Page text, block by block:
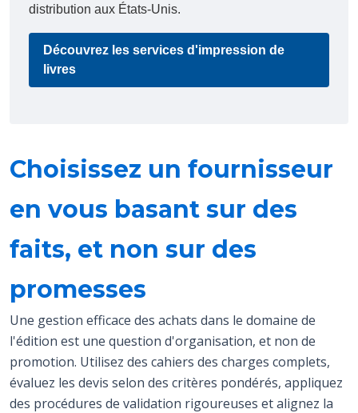
distribution aux États-Unis.
Découvrez les services d'impression de
livres
Choisissez un fournisseur
en vous basant sur des
faits, et non sur des
promesses
Une gestion efficace des achats dans le domaine de
l'édition est une question d'organisation, et non de
promotion. Utilisez des cahiers des charges complets,
évaluez les devis selon des critères pondérés, appliquez
des procédures de validation rigoureuses et alignez la